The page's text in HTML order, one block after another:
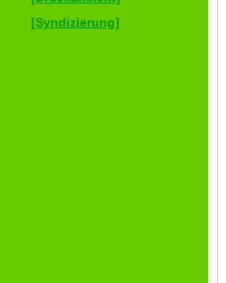
[Syndizierung]